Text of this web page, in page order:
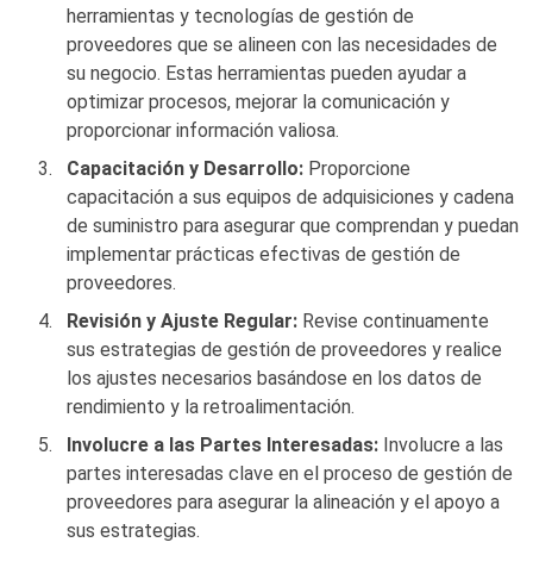
herramientas y tecnologías de gestión de
proveedores que se alineen con las necesidades de
su negocio. Estas herramientas pueden ayudar a
optimizar procesos, mejorar la comunicación y
proporcionar información valiosa.
Capacitación y Desarrollo: Proporcione
capacitación a sus equipos de adquisiciones y cadena
de suministro para asegurar que comprendan y puedan
implementar prácticas efectivas de gestión de
proveedores.
Revisión y Ajuste Regular: Revise continuamente
sus estrategias de gestión de proveedores y realice
los ajustes necesarios basándose en los datos de
rendimiento y la retroalimentación.
Involucre a las Partes Interesadas: Involucre a las
partes interesadas clave en el proceso de gestión de
proveedores para asegurar la alineación y el apoyo a
sus estrategias.